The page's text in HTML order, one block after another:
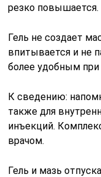
резко повышается.
Гель не создает
впитывается и не
более удобным при
К сведению:
также для
инъекций.
врачом.
Гель и мазь